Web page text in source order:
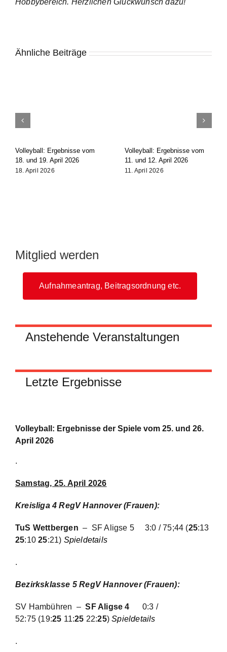
Hobbybereich. Herzlichen Glückwunsch dazu!
Ähnliche Beiträge
Volleyball: Ergebnisse vom
18. und 19. April 2026
18. April 2026
Volleyball: Ergebnisse vom
11. und 12. April 2026
11. April 2026
Mitglied werden
Aufnahmeantrag, Beitragsordnung etc.
Anstehende Veranstaltungen
Letzte Ergebnisse
Volleyball: Ergebnisse der Spiele vom 25. und 26.
April 2026
.
Samstag, 25. April 2026
Kreisliga 4 RegV Hannover (Frauen):
TuS Wettbergen – SF Aligse 5 3:0 / 75;44 (25:13
25:1025:21) Spieldetails
.
Bezirksklasse 5 RegV Hannover (Frauen):
SV Hambühren –SF Aligse 4
0:3 /
52:75 (19:25 11:25 22:25) Spieldetails
.